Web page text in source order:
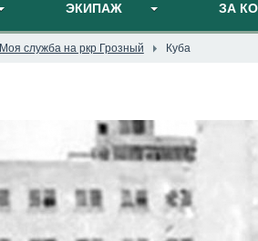
ЭКИПАЖ ЗА
Моя служба на ркр Грозный Куба